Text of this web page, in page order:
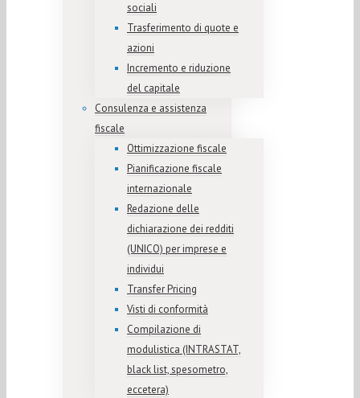
sociali
Trasferimento di quote e
azioni
Incremento e riduzione
del capitale
Consulenza e assistenza
fiscale
Ottimizzazione fiscale
Pianificazione fiscale
internazionale
Redazione delle
dichiarazione dei redditi
(UNICO) per imprese e
individui
Transfer Pricing
Visti di conformità
Compilazione di
modulistica (INTRASTAT,
black list, spesometro,
eccetera)